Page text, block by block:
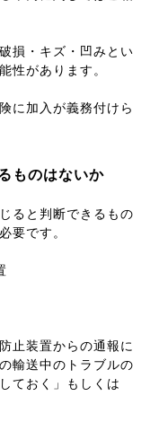
損・キズ・凹みとい
性があります。
に加入が義務付けら
ものはないか
ると判断できるもの
要です。
止装置からの通報に
輸送中のトラブルの
ておく」もしくは